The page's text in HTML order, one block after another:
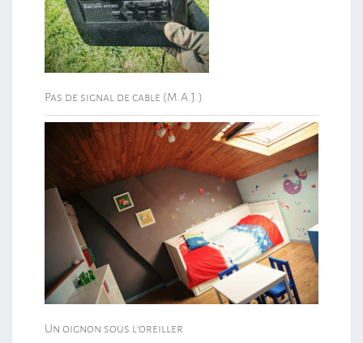
Pas de signal de cable (M.A.J.)
Un oignon sous l’oreiller